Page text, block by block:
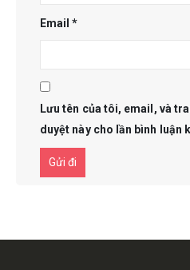
Email*
Lưu tên của tôi, email, và
duyệt này cho lần bình luận
Get in touch